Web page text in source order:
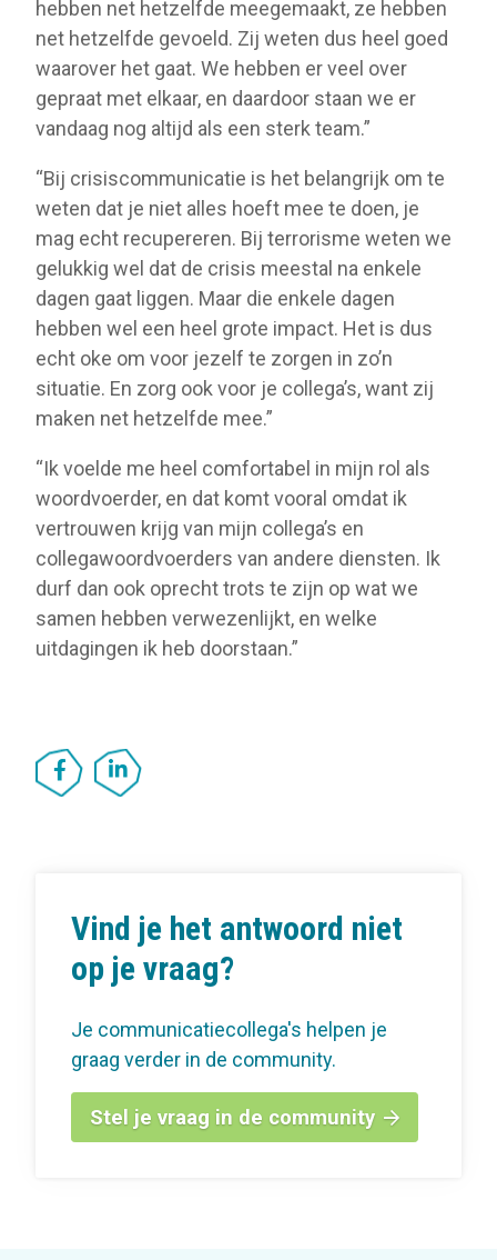
hebben net hetzelfde meegemaakt, ze hebben
net hetzelfde gevoeld. Zij weten dus heel goed
waarover het gaat. We hebben er veel over
gepraat met elkaar, en daardoor staan we er
vandaag nog altijd als een sterk team.”
“Bij crisiscommunicatie is het belangrijk om te
weten dat je niet alles hoeft mee te doen, je
mag echt recupereren. Bij terrorisme weten we
gelukkig wel dat de crisis meestal na enkele
dagen gaat liggen. Maar die enkele dagen
hebben wel een heel grote impact. Het is dus
echt oke om voor jezelf te zorgen in zo’n
situatie. En zorg ook voor je collega’s, want zij
maken net hetzelfde mee.”
“Ik voelde me heel comfortabel in mijn rol als
woordvoerder, en dat komt vooral omdat ik
vertrouwen krijg van mijn collega’s en
collegawoordvoerders van andere diensten. Ik
durf dan ook oprecht trots te zijn op wat we
samen hebben verwezenlijkt, en welke
uitdagingen ik heb doorstaan.”
Vind je het antwoord niet
op je vraag?
Je communicatiecollega's helpen je
graag verder in de community.
Stel je vraag in de community